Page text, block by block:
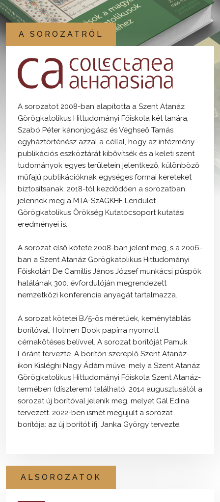
A SOROZATRÓL
A sorozatot 2008-ban alapította a Szent Atanáz
Görögkatolikus Hittudományi Főiskola két tanára,
Szabó Péter kánonjogász és Véghseő Tamás
egyháztörténész azzal a céllal, hogy az intézmény
publikációs eszköztárát kibővítsék és a keleti szent
tudományok egyes területein jelentkező, különböző
műfajú publikációknak egységes formai kereteket
biztosítsanak. 2018-tól kezdődően a sorozatban
jelennek meg a MTA-SzAGKHF Lendület
Görögkatolikus Örökség Kutatócsoport kutatási
eredményei is.
A sorozat első kötete 2008-ban jelent meg, s a 2006-
ban a Szent Atanáz Görögkatolikus Hittudományi
Főiskolán De Camillis János József munkácsi püspök
halálának 300. évfordulóján megrendezett
nemzetközi konferencia anyagát tartalmazza.
A sorozat kötetei B/5-ös méretűek, keménytáblás
borítóval, Holmen Book papírra nyomott
cérnakötéses belívvel. A sorozat borítóját Pamuk
Lóránt tervezte. A borítón szereplő Szent Atanáz-
ikon Kisléghi Nagy Ádám műve, mely a Szent Atanáz
Görögkatolikus Hittudományi Főiskola Szent Atanáz-
termében (díszterem) található. 2014 augusztusától a
sorozat új borítóval jelenik meg, melyet Gál Edina
tervezett. 2022-ben ismét megújult a sorozat
borítója: az új borítót ifj. Janka György tervezte.
ALSOROZATOK